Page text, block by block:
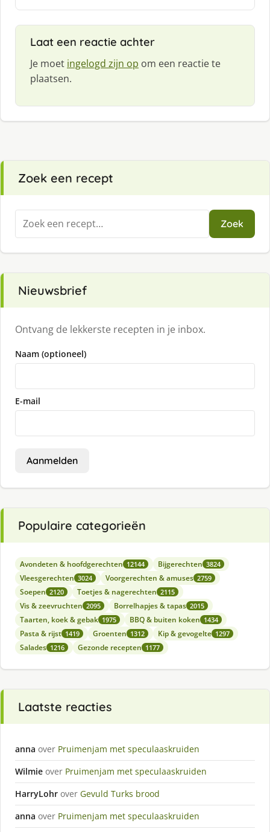
:
Laat een reactie achter
Je moet ingelogd zijn op om een reactie te
plaatsen.
Zoek een recept
Zoeken
naar:
Zoek
Nieuwsbrief
Ontvang de lekkerste recepten in je inbox.
Naam (optioneel)
E-mail
Aanmelden
Populaire categorieën
Avondeten & hoofdgerechten 12144 Bijgerechten 3824
Vleesgerechten 3024 Voorgerechten & amuses 2759
Soepen 2120 Toetjes & nagerechten 2115
Vis & zeevruchten 2095 Borrelhapjes & tapas 2015
Taarten, koek & gebak 1975 BBQ & buiten koken 1434
Pasta & rijst 1419 Groenten 1312 Kip & gevogelte 1297
Salades 1216 Gezonde recepten 1177
Laatste reacties
anna over Pruimenjam met speculaaskruiden
Wilmie over Pruimenjam met speculaaskruiden
HarryLohr over Gevuld Turks brood
anna over Pruimenjam met speculaaskruiden